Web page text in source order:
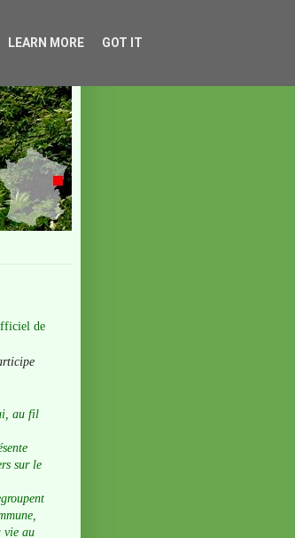
de
au fil
sur le
vie au
LEARN MORE GOT IT